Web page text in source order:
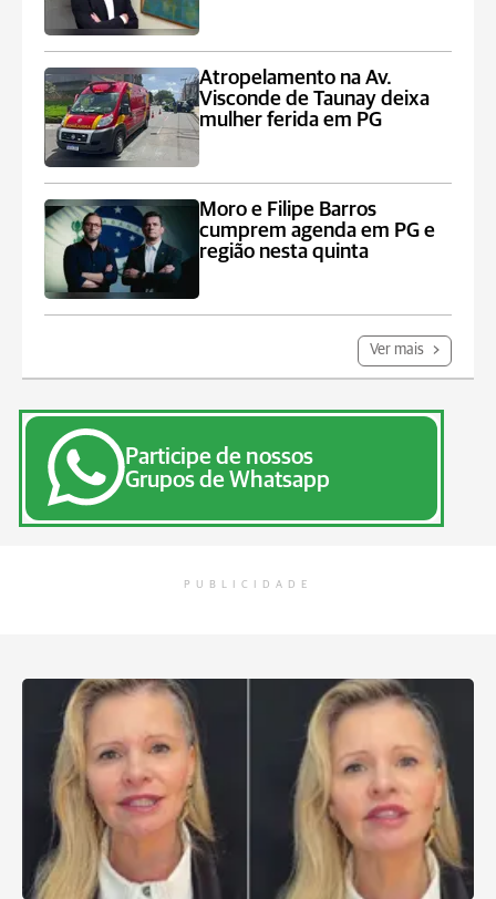
Atropelamento na Av.
Visconde de Taunay deixa
mulher ferida em PG
Moro e Filipe Barros
cumprem agenda em PG e
região nesta quinta
Ver mais
Participe de nossos
Grupos de Whatsapp
PUBLICIDADE